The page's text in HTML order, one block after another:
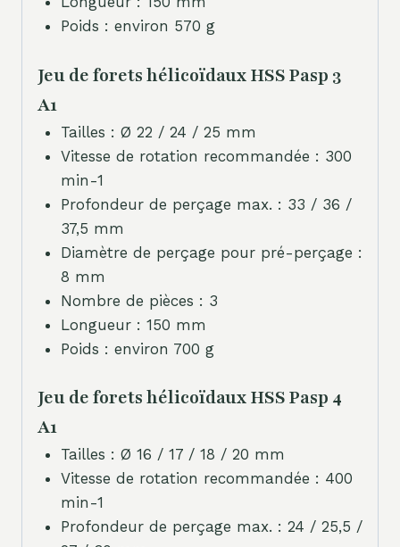
Poids : environ 570 g
Jeu de forets hélicoïdaux HSS Pasp 3
A1
Tailles : Ø 22 / 24 / 25 mm
Vitesse de rotation recommandée : 300
min-1
Profondeur de perçage max. : 33 / 36 /
37,5 mm
Diamètre de perçage pour pré-perçage :
8 mm
Nombre de pièces : 3
Longueur : 150 mm
Poids : environ 700 g
Jeu de forets hélicoïdaux HSS Pasp 4
A1
Tailles : Ø 16 / 17 / 18 / 20 mm
Vitesse de rotation recommandée : 400
min-1
Profondeur de perçage max. : 24 / 25,5 /